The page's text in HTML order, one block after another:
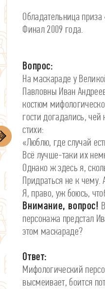
Обладательница
Финал 2009 года.
Вопрос:
На маскараде у
Павловны Иван
костюм
гости догадались,
стихи:
«Люблю, где случай
Всё лучше-таки их
Однако ж здесь я,
Придраться не к чему.
Я, право, уж боюсь,
Внимание, вопрос!
персонажа предстал
этом маскараде?
Ответ:
Мифологический
высмеивает, боится